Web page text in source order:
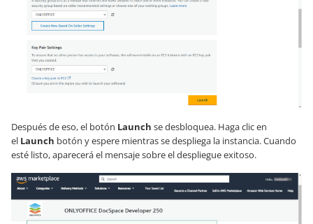
Después de eso, el botón Launch se desbloquea. Haga clic en
el Launch botón y espere mientras se despliega la instancia. Cuando
esté listo, aparecerá el mensaje sobre el despliegue exitoso.